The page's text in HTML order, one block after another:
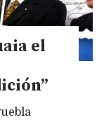
el